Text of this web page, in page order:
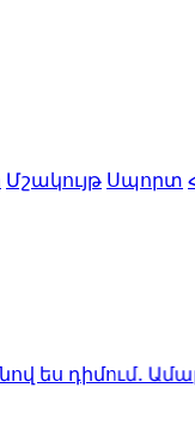
Մշակույթ Սպորտ
Ամալյան20:12